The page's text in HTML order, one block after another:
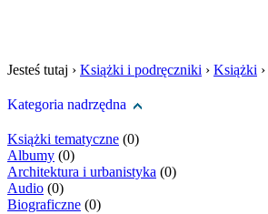
Jesteś tutaj › Książki i podręczniki › Książki ›
Kategoria nadrzędna
Książki tematyczne (0)
Albumy (0)
Architektura i urbanistyka (0)
Audio (0)
Biograficzne (0)